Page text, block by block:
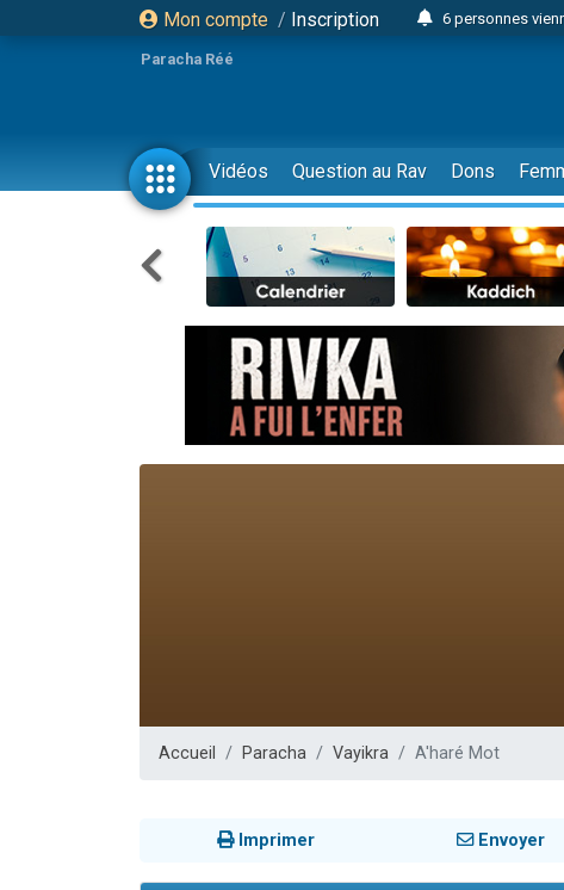
Mon compte / Inscription
6 personnes
2
17 personnes
4 personnes
Il reste 49
23
Eva vient de
4 personnes
3 personnes
3
Odaya vient de
13 personnes
12 nouvelles
3 personnes
Paracha Réé
Vidéos Question au Rav Dons
Accueil Paracha Vayikra A'haré Mot
Imprimer Envoyer